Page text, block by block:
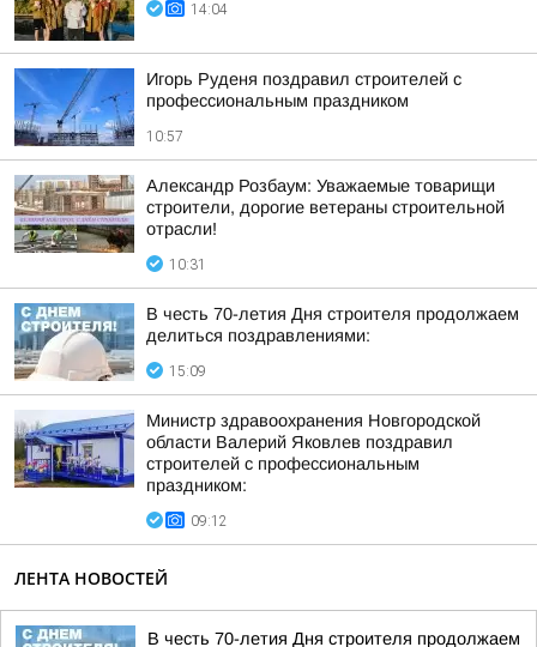
14:04
Игорь Руденя поздравил строителей с
профессиональным праздником
10:57
Александр Розбаум: Уважаемые товарищи
строители, дорогие ветераны строительной
отрасли!
10:31
В честь 70-летия Дня строителя продолжаем
делиться поздравлениями:
15:09
Министр здравоохранения Новгородской
области Валерий Яковлев поздравил
строителей с профессиональным
праздником:
09:12
ЛЕНТА НОВОСТЕЙ
В честь 70-летия Дня строителя продолжаем